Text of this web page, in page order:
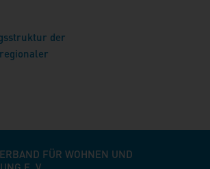
der
FÜR WOHNEN UND